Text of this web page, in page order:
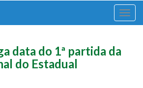
data do 1ª partida da
do Estadual